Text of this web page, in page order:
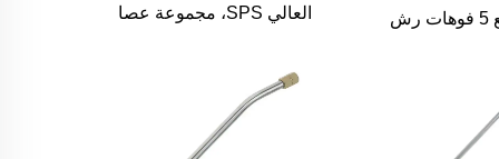
SPS مع 5 فوهات رش
العالي SPS، مجموعة عصا